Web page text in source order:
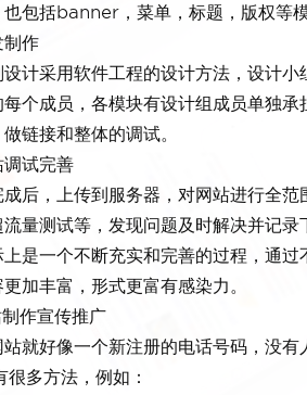
包括banner，菜单，标题，版权等
作
计采用软件工程的设计方法，设计
个成员，各模块有设计组成员单独
链接和整体的调试。
试完善
后，上传到服务器，对网站进行全
量测试等，发现问题及时解决并记录
是一个不断充实和完善的过程，通
加丰富，形式更富有感染力。
作宣传推广
就好像一个新注册的电话号码，没
很多方法，例如：